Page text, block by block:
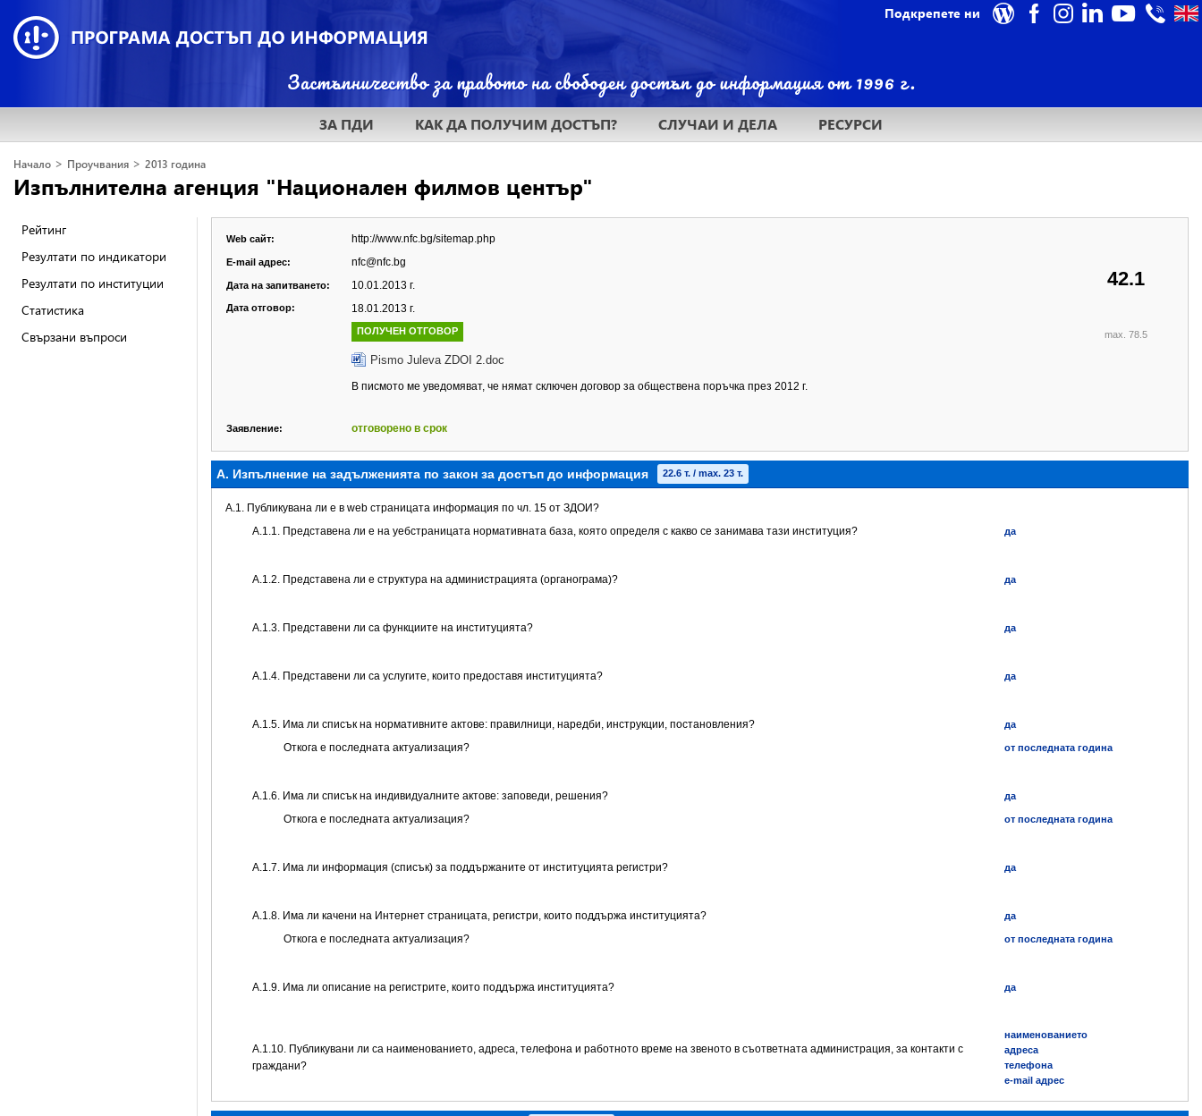
Подкрепете ни
ЗА ПДИ КАК ДА ПОЛУЧИМ ДОСТЪП? СЛУЧАИ И ДЕЛА РЕСУРСИ
Начало > Проучвания > 2013 година
Изпълнителна агенция "Национален филмов център"
Рейтинг
Резултати по индикатори
Резултати по институции
Статистика
Свързани въпроси
42.1
max. 78.5
Web сайт: http://www.nfc.bg/sitemap.php
E-mail адрес: nfc@nfc.bg
Дата на запитването: 10.01.2013 г.
Дата отговор: 18.01.2013 г.
ПОЛУЧЕН ОТГОВОР
Pismo Juleva ZDOI 2.doc
В писмото ме уведомяват, че нямат сключен договор за обществена поръчка през 2012 г.
Заявление: отговорено в срок
А. Изпълнение на задълженията по закон за достъп до информация 22.6 т. / max. 23 т.
A.1. Публикувана ли е в web страницата информация по чл. 15 от ЗДОИ?
A.1.1. Представена ли е на уебстраницата нормативната база, която определя с какво се занимава тази институция?
да
A.1.2. Представена ли е структура на администрацията (органограма)? да
А.1.3. Представени ли са функциите на институцията? да
А.1.4. Представени ли са услугите, които предоставя институцията? да
А.1.5. Има ли списък на нормативните актове: правилници, наредби, инструкции, постановления? да
Откога е последната актуализация? от последната година
А.1.6. Има ли списък на индивидуалните актове: заповеди, решения? да
Откога е последната актуализация? от последната година
А.1.7. Има ли информация (списък) за поддържаните от институцията регистри? да
А.1.8. Има ли качени на Интернет страницата, регистри, които поддържа институцията? да
Откога е последната актуализация? от последната година
А.1.9. Има ли описание на регистрите, които поддържа институцията? да
А.1.10. Публикувани ли са наименованието, адреса, телефона и работното време на звеното в съответната администрация, за контакти с
граждани?
наименованието
адреса
телефона
e-mail адрес